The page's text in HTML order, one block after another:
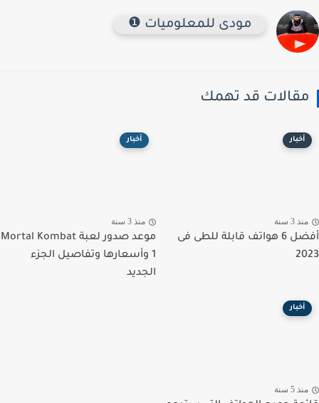
مودى للمعلوميات ❶
قد تهمك
أخبار
3 سنة
أفضل 6 هواتف قابلة للطى فى
أخبار
منذ 3 سنة
موعد صدور لعبة Mortal Kombat
1 وأسعارها وتفاصيل الجزء
الجديد
أخبار
5 سنة